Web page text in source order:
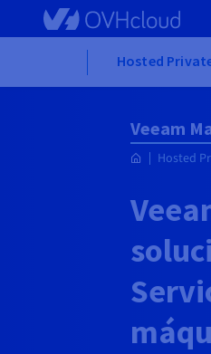
Skip to main content
Hosted
Veeam
Hosted